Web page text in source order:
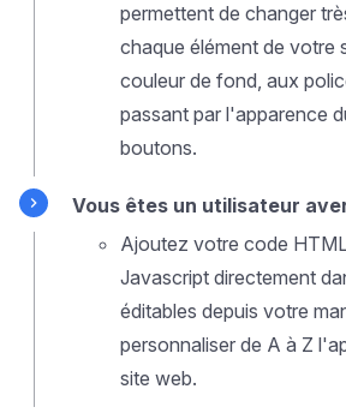
permettent de changer
chaque élément de votre
couleur de fond, aux
passant par l'apparence
boutons.
Vous êtes un utilisateur
Ajoutez votre code
Javascript directement
éditables depuis votre
personnaliser de A à Z
site web.